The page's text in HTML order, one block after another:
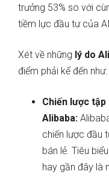
trưởng 53% so với
tiềm lực đầu tư của
Xét về những lý do
điểm phải kể đến như:
Chiến lược
Alibaba:
chiến lược đầu
bán lẻ. Tiêu
hay gần đây là